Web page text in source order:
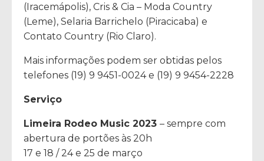
(Iracemápolis), Cris & Cia – Moda Country
(Leme), Selaria Barrichelo (Piracicaba) e
Contato Country (Rio Claro).
Mais informações podem ser obtidas pelos
telefones (19) 9 9451-0024 e (19) 9 9454-2228
Serviço
Limeira Rodeo Music 2023 ­ – sempre com
abertura de portões às 20h
17 e 18 / 24 e 25 de março